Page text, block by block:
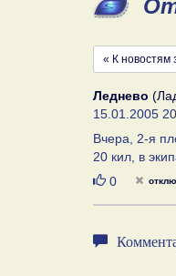
« К новостям
Леднево
15.01.2005
Вчера, 2-я
20 кил, в
Нравится
0